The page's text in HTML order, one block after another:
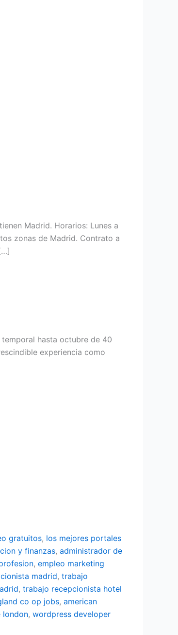
Madrid. Horarios: Lunes a
zonas de Madrid. Contrato a
temporal hasta octubre de 40
experiencia como
gratuitos, los mejores portales
y finanzas, administrador de
, empleo marketing
madrid, trabajo
, trabajo recepcionista hotel
co op jobs, american
london, wordpress developer